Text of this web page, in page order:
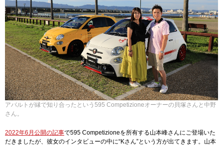
アバルトが縁で知り合ったという595 Competizioneオーナーの貝塚さんと中野
さん。
2022年6月公開の記事で595 Competizioneを所有する山本峰さんにご登場いた
だきましたが、彼女のインタビューの中に“Kさん”という方が出てきます。山本